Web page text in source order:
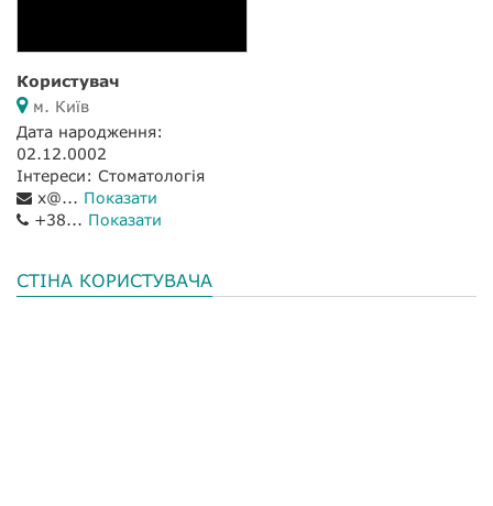
Користувач
м. Київ
Дата народження:
02.12.0002
Інтереси: Стоматологія
x@... Показати
+38... Показати
СТІНА КОРИСТУВАЧА